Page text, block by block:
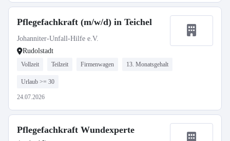
Pflegefachkraft (m/w/d) in Teichel
Johanniter-Unfall-Hilfe e.V.
Rudolstadt
Vollzeit Teilzeit Firmenwagen 13. Monatsgehalt
Urlaub >= 30
24.07.2026
Pflegefachkraft Wundexperte